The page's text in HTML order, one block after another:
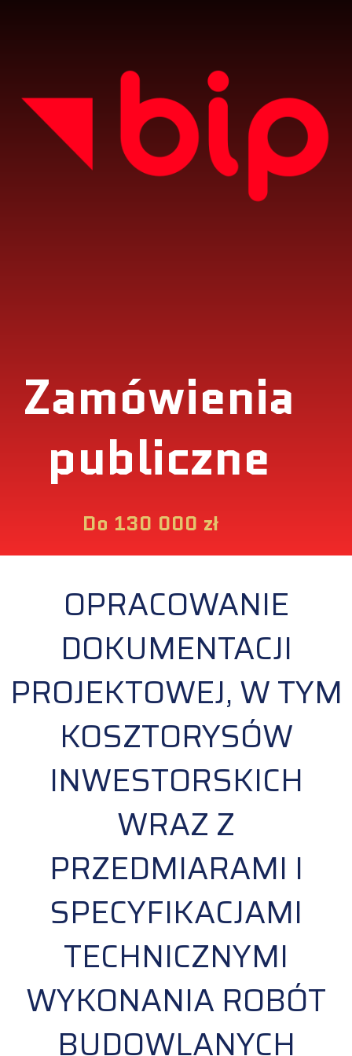
Zamówienia
publiczne
Do 130 000 zł
OPRACOWANIE
DOKUMENTACJI
PROJEKTOWEJ, W TYM
KOSZTORYSÓW
INWESTORSKICH
WRAZ Z
PRZEDMIARAMI I
SPECYFIKACJAMI
TECHNICZNYMI
WYKONANIA ROBÓT
BUDOWLANYCH